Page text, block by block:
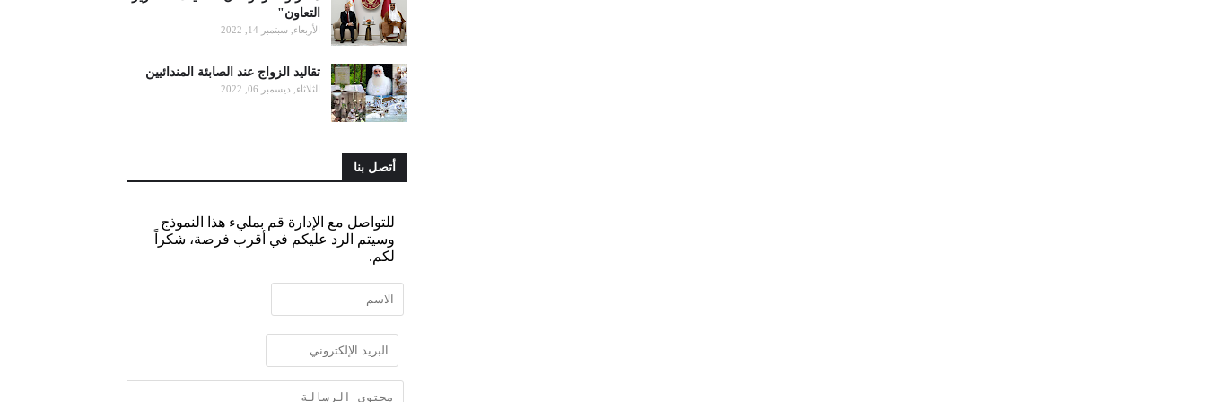
التعاون"
الأربعاء, سبتمبر 14, 2022
تقاليد الزواج عند الصابئة المندائيين
الثلاثاء, ديسمبر 06, 2022
أتصل بنا
للتواصل مع الإدارة قم بمليء هذا النموذج
وسيتم الرد عليكم في أقرب فرصة، شكراً
لكم.